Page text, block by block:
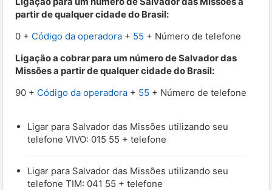
partir de qualquer cidade do Brasil:
0 + Código da operadora + 55 + Número de telefone
Ligação a cobrar para um número de Salvador das
Missões a partir de qualquer cidade do Brasil:
90 + Código da operadora + 55 + Número de telefone
Ligar para Salvador das Missões utilizando seu
telefone VIVO: 015 55 + telefone
Ligar para Salvador das Missões utilizando seu
telefone TIM: 041 55 + telefone